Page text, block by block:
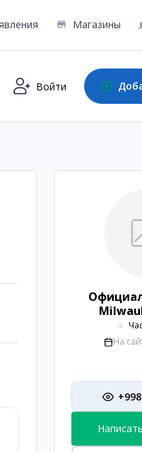
Магазины
Войти
На